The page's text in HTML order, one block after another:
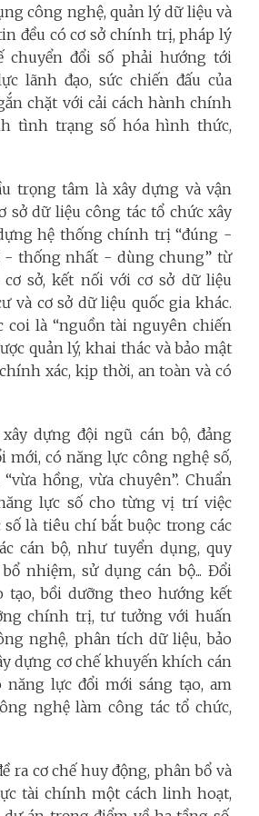
công nghệ, quản lý dữ liệu và
đều có cơ sở chính trị, pháp lý
chuyển đổi số phải hướng tới
lãnh đạo, sức chiến đấu của
chặt với cải cách hành chính
tình trạng số hóa hình thức,
trọng tâm là xây dựng và vận
sở dữ liệu công tác tổ chức xây
hệ thống chính trị “đúng -
- thống nhất - dùng chung” từ
sở, kết nối với cơ sở dữ liệu
và cơ sở dữ liệu quốc gia khác.
coi là “nguồn tài nguyên chiến
quản lý, khai thác và bảo mật
xác, kịp thời, an toàn và có
xây dựng đội ngũ cán bộ, đảng
mới, có năng lực công nghệ số,
hồng, vừa chuyên”. Chuẩn
lực số cho từng vị trí việc
là tiêu chí bắt buộc trong các
cán bộ, như tuyển dụng, quy
nhiệm, sử dụng cán bộ... Đổi
tạo, bồi dưỡng theo hướng kết
chính trị, tư tưởng với huấn
nghệ, phân tích dữ liệu, bảo
dựng cơ chế khuyến khích cán
năng lực đổi mới sáng tạo, am
nghệ làm công tác tổ chức,
ra cơ chế huy động, phân bổ và
tài chính một cách linh hoạt,